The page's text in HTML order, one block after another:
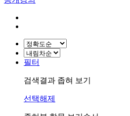
필터
검색결과 좁혀 보기
선택해제